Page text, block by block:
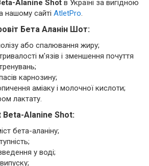
Alanine Shot в Україні за вигідною
нашому сайті AtletPro.
Бета Аланін Шот:
або спалювання жиру;
м'язів і зменшення почуття
карнозину;
аміаку і молочної кислоти;
лактату.
Alanine Shot:
бета-аланіну;
у воді;